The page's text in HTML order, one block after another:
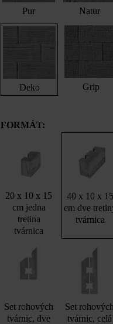
Pur Natur
Deko Grip
FORMÁT:
20 x 10 x 15
cm jedna
tretina
tvárnica
40 x 10 x 15
cm dve
tvárnica
Set rohových
tvárnic, dve
Set rohových
tvárnic, celá